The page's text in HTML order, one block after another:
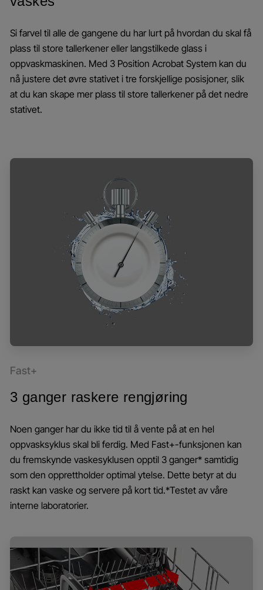
Si farvel til alle de gangene du har lurt på hvordan du skal få
plass til store tallerkener eller langstilkede glass i
oppvaskmaskinen. Med 3 Position Acrobat System kan du
nå justere det øvre stativet i tre forskjellige posisjoner, slik
at du kan skape mer plass til store tallerkener på det nedre
stativet.
Fast+
3 ganger raskere rengjøring
Noen ganger har du ikke tid til å vente på at en hel
oppvasksyklus skal bli ferdig. Med Fast+-funksjonen kan
du fremskynde vaskesyklusen opptil 3 ganger* samtidig
som den opprettholder optimal ytelse. Dette betyr at du
raskt kan vaske og servere på kort tid.*Testet av våre
interne laboratorier.